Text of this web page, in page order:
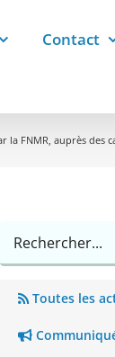
Contact
la FNMR, auprès des
Rechercher
Toutes les